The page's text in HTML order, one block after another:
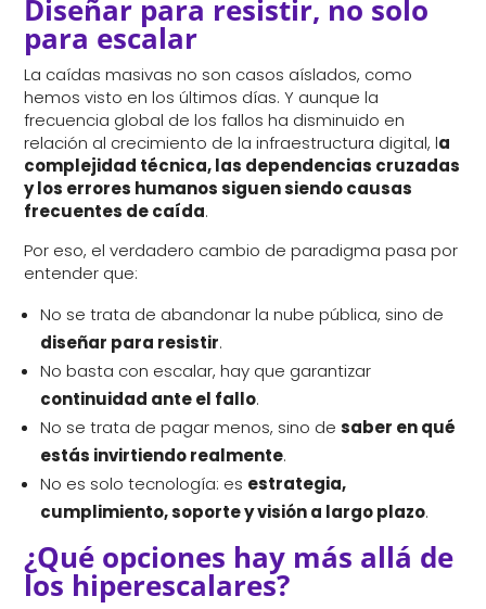
Diseñar para resistir, no solo
para escalar
La caídas masivas no son casos aíslados, como
hemos visto en los últimos días. Y aunque la
frecuencia global de los fallos ha disminuido en
relación al crecimiento de la infraestructura digital, la
complejidad técnica, las dependencias cruzadas
y los errores humanos siguen siendo causas
frecuentes de caída.
Por eso, el verdadero cambio de paradigma pasa por
entender que:
No se trata de abandonar la nube pública, sino de
diseñar para resistir.
No basta con escalar, hay que garantizar
continuidad ante el fallo.
No se trata de pagar menos, sino desaber en qué
estás invirtiendo realmente.
No es solo tecnología: es estrategia,
cumplimiento, soporte y visión a largo plazo.
¿Qué opciones hay más allá de
los hiperescalares?